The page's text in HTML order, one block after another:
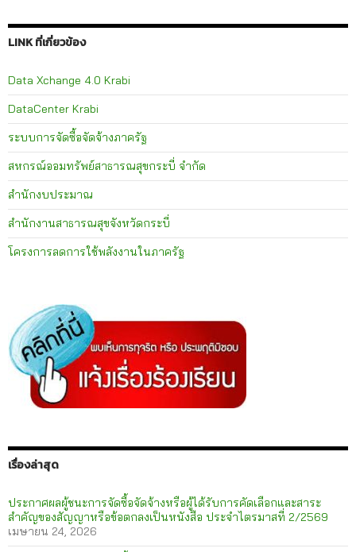
LINK ที่เกี่ยวข้อง
Data Xchange 4.0 Krabi
DataCenter Krabi
ระบบการจัดซื้อจัดจ้างภาครัฐ
สหกรณ์ออมทรัพย์สาธารณสุขกระบี่ จำกัด
สำนักงบประมาณ
สำนักงานสาธารณสุขจังหวัดกระบี่
โครงการลดการใช้พลังงานในภาครัฐ
เรื่องล่าสุด
ประกาศผลผู้ชนะการจัดซื้อจัดจ้างหรือผู้ได้รับการคัดเลือกและสาระ
สำคัญของสัญญาหรือข้อตกลงเป็นหนังสือ ประจำไตรมาสที่ 2/2569
เมษายน 24, 2026